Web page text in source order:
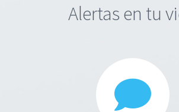
Alertas en tu